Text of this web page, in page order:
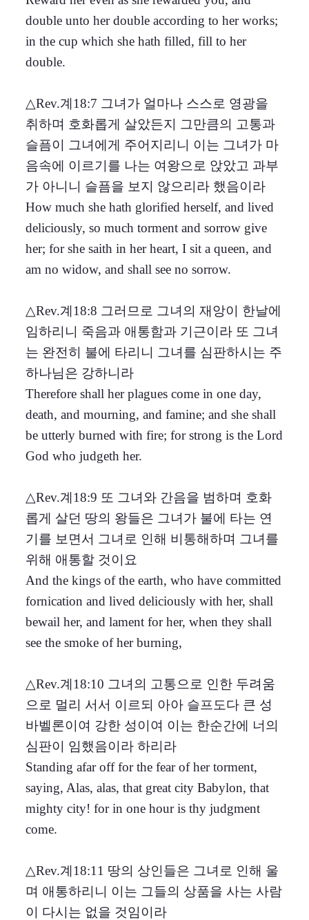
double unto her double according to her works;
in the cup which she hath filled, fill to her
double.
△Rev.계18:7 그녀가 얼마나 스스로 영광을
취하며 호화롭게 살았든지 그만큼의 고통과
슬픔이 그녀에게 주어지리니 이는 그녀가 마
음속에 이르기를 나는 여왕으로 앉았고 과부
가 아니니 슬픔을 보지 않으리라 했음이라
How much she hath glorified herself, and lived
deliciously, so much torment and sorrow give
her; for she saith in her heart, I sit a queen, and
am no widow, and shall see no sorrow.
△Rev.계18:8 그러므로 그녀의 재앙이 한날에
임하리니 죽음과 애통함과 기근이라 또 그녀
는 완전히 불에 타리니 그녀를 심판하시는 주
하나님은 강하니라
Therefore shall her plagues come in one day,
death, and mourning, and famine; and she shall
be utterly burned with fire; for strong is the Lord
God who judgeth her.
△Rev.계18:9 또 그녀와 간음을 범하며 호화
롭게 살던 땅의 왕들은 그녀가 불에 타는 연
기를 보면서 그녀로 인해 비통해하며 그녀를
위해 애통할 것이요
And the kings of the earth, who have committed
fornication and lived deliciously with her, shall
bewail her, and lament for her, when they shall
see the smoke of her burning,
△Rev.계18:10 그녀의 고통으로 인한 두려움
으로 멀리 서서 이르되 아아 슬프도다 큰 성
바벨론이여 강한 성이여 이는 한순간에 너의
심판이 임했음이라 하리라
Standing afar off for the fear of her torment,
saying, Alas, alas, that great city Babylon, that
mighty city! for in one hour is thy judgment
come.
△Rev.계18:11 땅의 상인들은 그녀로 인해 울
며 애통하리니 이는 그들의 상품을 사는 사람
이 다시는 없을 것임이라